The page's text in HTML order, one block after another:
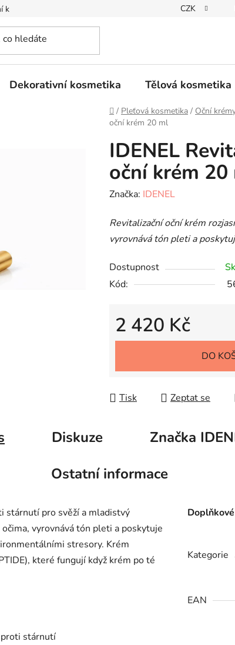
kosmetika ElektroCZK
Dekorativní kosmetika Tělová kosmetika
Domů
/ Pleťová kosmetika / Oční
oční krém 20 ml
IDENEL
oční krém 20
Značka: IDENEL
Revitalizační oční krém
vyrovnává tón pleti a
Dostupnost
Kód:
2 420 Kč
Měrná cena:
DO
Tisk Zeptat se
Diskuze Značka
Ostatní informace
stárnutí pro svěží a mladistvý
vyrovnává tón pleti a poskytuje
stresory. Krém
které fungují když krém po té
stárnutí
Kategorie
EAN